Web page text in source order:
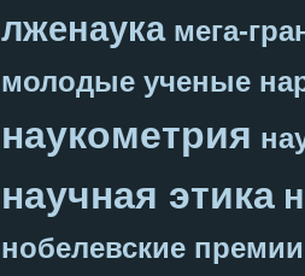
лженаука мега-
молодые ученые
наукометрия
научная этика
нобелевские премии